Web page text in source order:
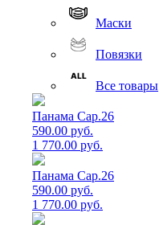
Маски
Повязки
Все товары
Панама Cap.26
590.00 руб.
1 770.00 руб.
Панама Cap.26
590.00 руб.
1 770.00 руб.